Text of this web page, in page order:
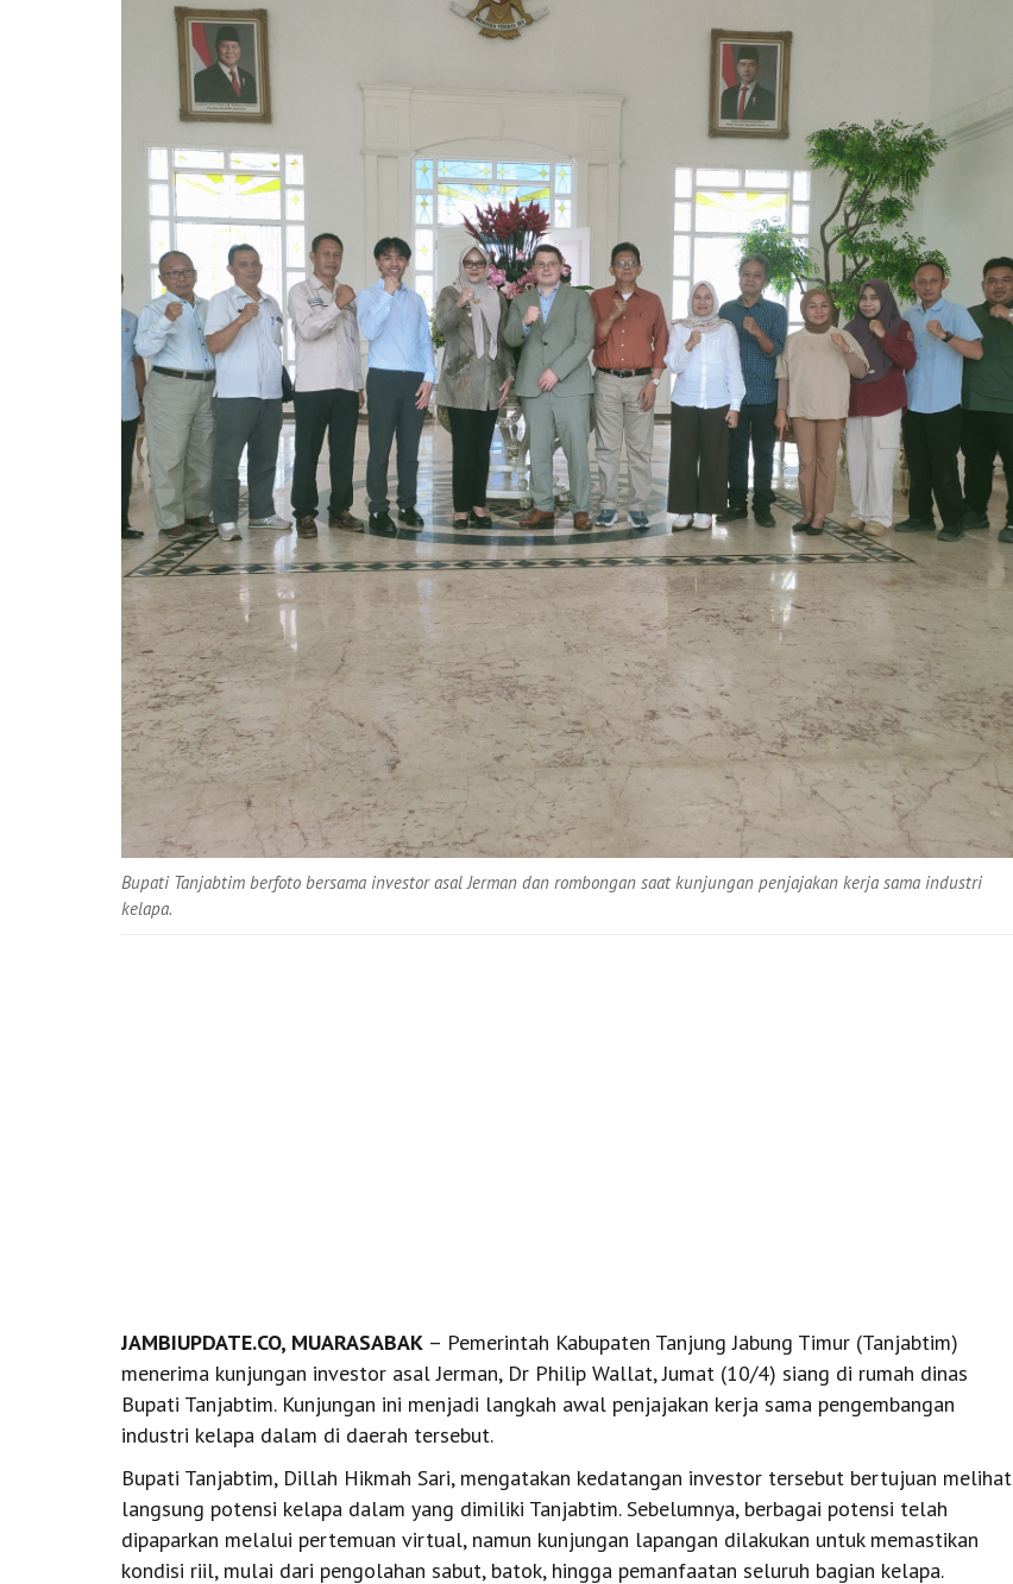
Bupati Tanjabtim berfoto bersama investor asal Jerman dan rombongan saat kunjungan penjajakan kerja sama industri
kelapa.
JAMBIUPDATE.CO, MUARASABAK – Pemerintah Kabupaten Tanjung Jabung Timur (Tanjabtim)
menerima kunjungan investor asal Jerman, Dr Philip Wallat, Jumat (10/4) siang di rumah dinas
Bupati Tanjabtim. Kunjungan ini menjadi langkah awal penjajakan kerja sama pengembangan
industri kelapa dalam di daerah tersebut.
Bupati Tanjabtim, Dillah Hikmah Sari, mengatakan kedatangan investor tersebut bertujuan melihat
langsung potensi kelapa dalam yang dimiliki Tanjabtim. Sebelumnya, berbagai potensi telah
dipaparkan melalui pertemuan virtual, namun kunjungan lapangan dilakukan untuk memastikan
kondisi riil, mulai dari pengolahan sabut, batok, hingga pemanfaatan seluruh bagian kelapa.